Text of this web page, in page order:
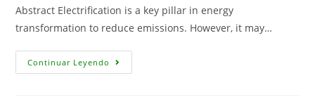
Abstract Electrification is a key pillar in energy
transformation to reduce emissions. However, it may…
Continuar Leyendo Productive
Electricity